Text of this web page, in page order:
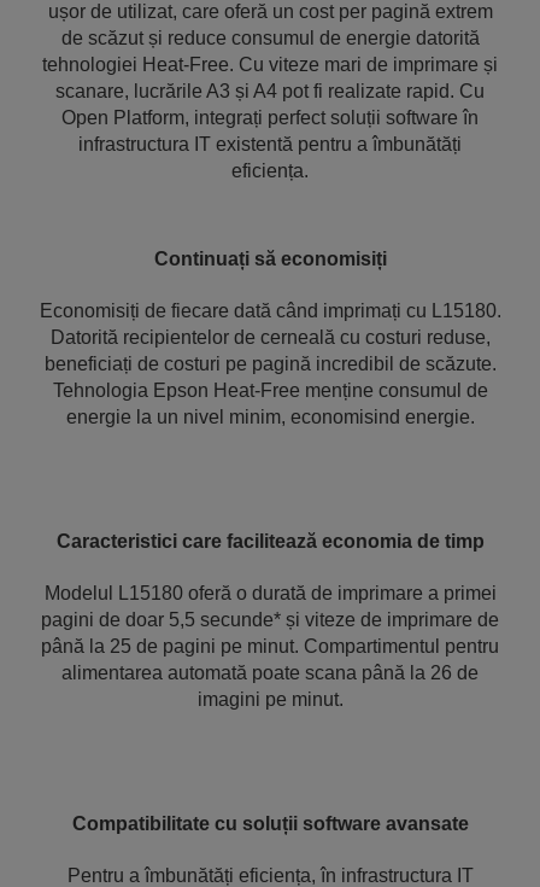
ușor de utilizat, care oferă un cost per pagină extrem
de scăzut și reduce consumul de energie datorită
tehnologiei Heat-Free. Cu viteze mari de imprimare și
scanare, lucrările A3 și A4 pot fi realizate rapid. Cu
Open Platform, integrați perfect soluții software în
infrastructura IT existentă pentru a îmbunătăți
eficiența.
Continuați să economisiți
Economisiți de fiecare dată când imprimați cu L15180.
Datorită recipientelor de cerneală cu costuri reduse,
beneficiați de costuri pe pagină incredibil de scăzute.
Tehnologia Epson Heat-Free menține consumul de
energie la un nivel minim, economisind energie.
Caracteristici care facilitează economia de timp
Modelul L15180 oferă o durată de imprimare a primei
pagini de doar 5,5 secunde* și viteze de imprimare de
până la 25 de pagini pe minut. Compartimentul pentru
alimentarea automată poate scana până la 26 de
imagini pe minut.
Compatibilitate cu soluții software avansate
Pentru a îmbunătăți eficiența, în infrastructura IT